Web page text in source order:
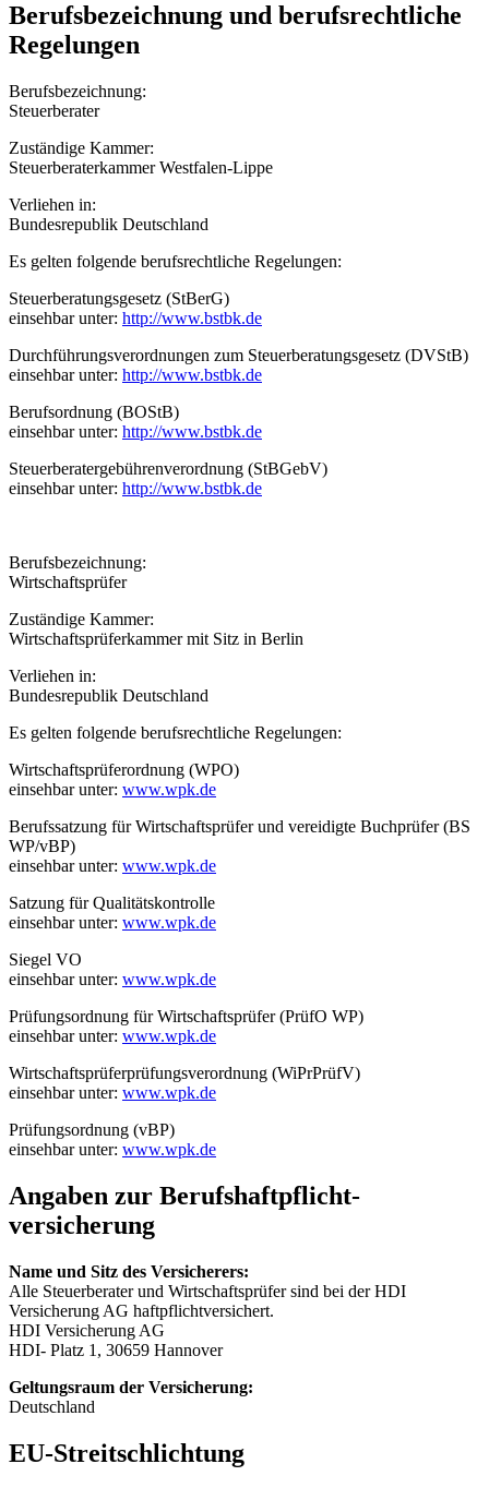
Berufsbezeichnung und berufsrechtliche
Regelungen
Berufsbezeichnung:
Steuerberater
Zuständige Kammer:
Steuerberaterkammer Westfalen-Lippe
Verliehen in:
Bundesrepublik Deutschland
Es gelten folgende berufsrechtliche Regelungen:
Steuerberatungsgesetz (StBerG)
einsehbar unter: http://www.bstbk.de
Durchführungsverordnungen zum Steuerberatungsgesetz (DVStB)
einsehbar unter: http://www.bstbk.de
Berufsordnung (BOStB)
einsehbar unter: http://www.bstbk.de
Steuerberatergebührenverordnung (StBGebV)
einsehbar unter: http://www.bstbk.de
Berufsbezeichnung:
Wirtschaftsprüfer
Zuständige Kammer:
Wirtschaftsprüferkammer mit Sitz in Berlin
Verliehen in:
Bundesrepublik Deutschland
Es gelten folgende berufsrechtliche Regelungen:
Wirtschaftsprüferordnung (WPO)
einsehbar unter: www.wpk.de
Berufssatzung für Wirtschaftsprüfer und vereidigte Buchprüfer (BS
WP/vBP)
einsehbar unter: www.wpk.de
Satzung für Qualitätskontrolle
einsehbar unter: www.wpk.de
Siegel VO
einsehbar unter: www.wpk.de
Prüfungsordnung für Wirtschaftsprüfer (PrüfO WP)
einsehbar unter: www.wpk.de
Wirtschaftsprüferprüfungsverordnung (WiPrPrüfV)
einsehbar unter: www.wpk.de
Prüfungsordnung (vBP)
einsehbar unter: www.wpk.de
Angaben zur Berufs­haftpflicht­
versicherung
Name und Sitz des Versicherers:
Alle Steuerberater und Wirtschaftsprüfer sind bei der HDI
Versicherung AG haftpflichtversichert.
HDI Versicherung AG
HDI- Platz 1, 30659 Hannover
Geltungsraum der Versicherung:
Deutschland
EU-Streitschlichtung